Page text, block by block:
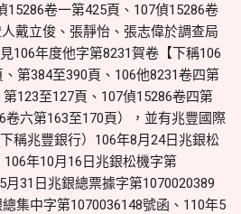
15286卷一第425頁、107偵15286卷
戴立俊、張靜怡、張志偉於調查局
106年度他字第8231賀卷【下稱106
第384至390頁、106他8231卷四第
123至127頁、107偵15286卷四第
卷六第163至170頁），並有兆豐國際
稱兆豐銀行）106年8月24日兆銀松
年10月16日兆銀松機字第
月31日兆銀總票據字第1070020389
集中字第1070036148號函、110年5